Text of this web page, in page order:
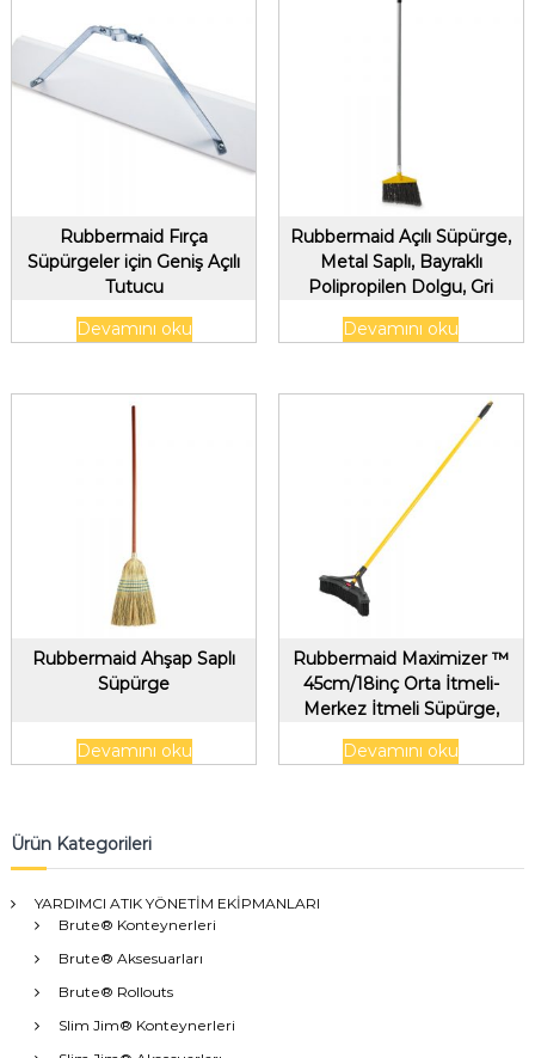
Rubbermaid Fırça
Süpürgeler için Geniş Açılı
Tutucu
Devamını oku
Rubbermaid Açılı Süpürge,
Metal Saplı, Bayraklı
Polipropilen Dolgu, Gri
Devamını oku
Rubbermaid Ahşap Saplı
Süpürge
Devamını oku
Rubbermaid Maximizer ™
45cm/18inç Orta İtmeli-
Merkez İtmeli Süpürge,
Polipropilen Dolgu, Siyah
Devamını oku
Ürün Kategorileri
YARDIMCI ATIK YÖNETİM EKİPMANLARI
Brute® Konteynerleri
Brute® Aksesuarları
Brute® Rollouts
Slim Jim® Konteynerleri